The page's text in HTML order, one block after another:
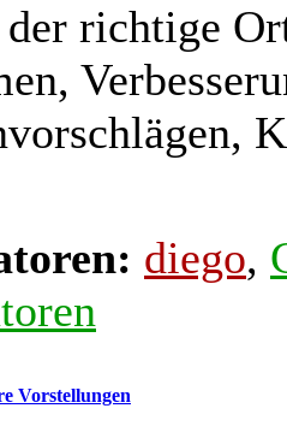
richtige
diego,
Vorstellungen